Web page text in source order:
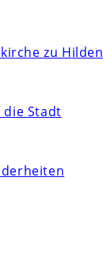
zu Hilden
die Stadt